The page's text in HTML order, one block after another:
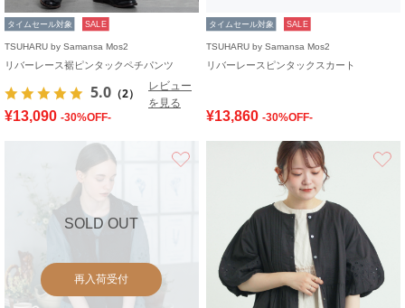
タイムセール対象 SALE
TSUHARU by Samansa Mos2
リバーレース裾ピンタックペチパンツ
5.0 （2）
レビュー
を見る
¥13,090 -30%OFF-
タイムセール対象 SALE
TSUHARU by Samansa Mos2
リバーレースピンタックスカート
¥13,860 -30%OFF-
SOLD OUT
再入荷受付